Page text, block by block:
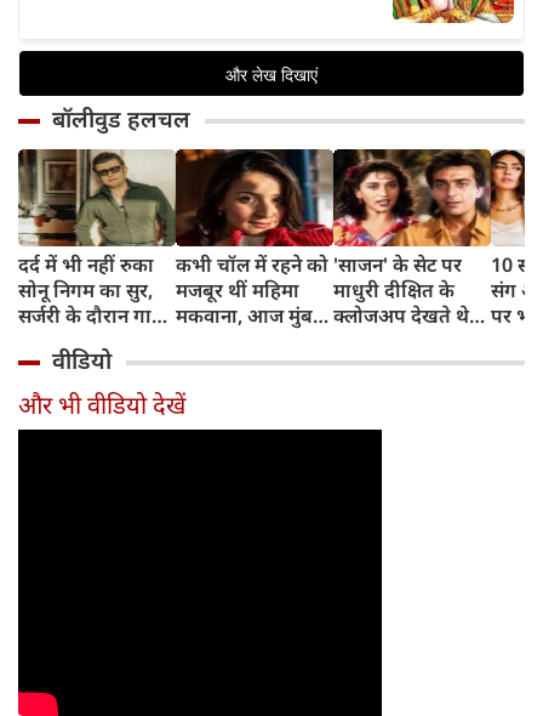
बॉलीवुड हलचल
दर्द में भी नहीं रुका
सोनू निगम का सुर,
सर्जरी के दौरान गाया
मोहम्मद रफी का
क्लासिक गाना
कभी चॉल में रहने को
मजबूर थीं महिमा
मकवाना, आज मुंबई
और करोड़ों की दौलत
'साजन' के सेट पर
माधुरी दीक्षित के
क्लोजअप देखते थे
ने सुनाया किस्सा
10
संग
पर
थोड़ा
वीडियो
और भी वीडियो देखें